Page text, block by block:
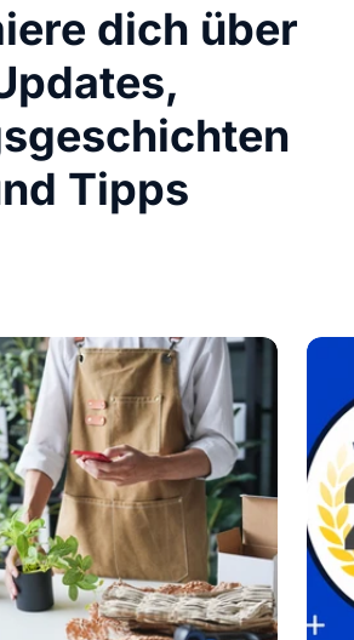
dich über
Tipps